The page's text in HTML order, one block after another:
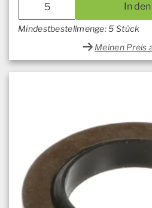
In
Mindestbestellmenge: 5 Stück
Meinen Preis